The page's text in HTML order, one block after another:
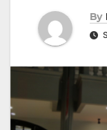
By